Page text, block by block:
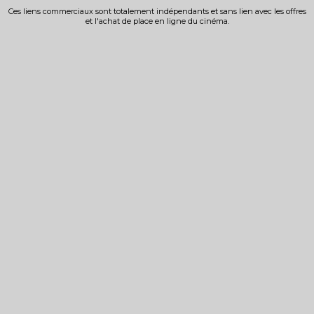
Ces liens commerciaux sont totalement indépendants et sans lien avec les offres
et l'achat de place en ligne du cinéma.